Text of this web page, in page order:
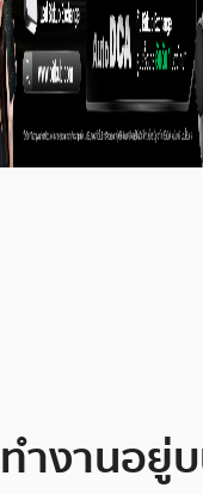
ำงานอ